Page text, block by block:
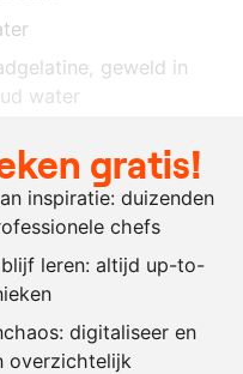
, geweld in
water
+
gratis!
inspiratie: duizenden
chefs
leren: altijd up-to-
digitaliseer en
overzichtelijk